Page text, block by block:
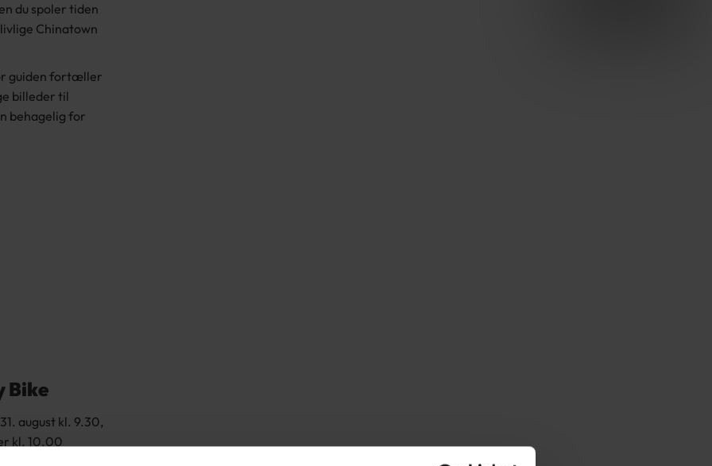
du spoler tiden
Chinatown
guiden fortæller
billeder til
behagelig for
Bike
august kl. 9.30,
kl. 10.00